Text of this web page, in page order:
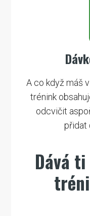
A co když máš
trénink
odcvičit
přidat
Dává